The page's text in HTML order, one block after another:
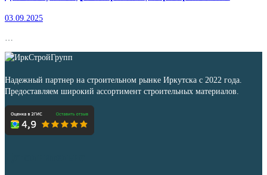
03.09.2025
…
Надежный партнер на строительном рынке Иркутска с 2022 года.
Предоставляем широкий ассортимент строительных материалов.